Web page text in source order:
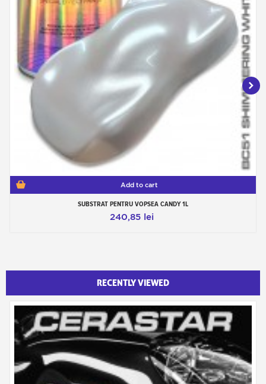
Add to cart
SUBSTRAT PENTRU VOPSEA CANDY 1L
240,85 lei
RECENTLY VIEWED